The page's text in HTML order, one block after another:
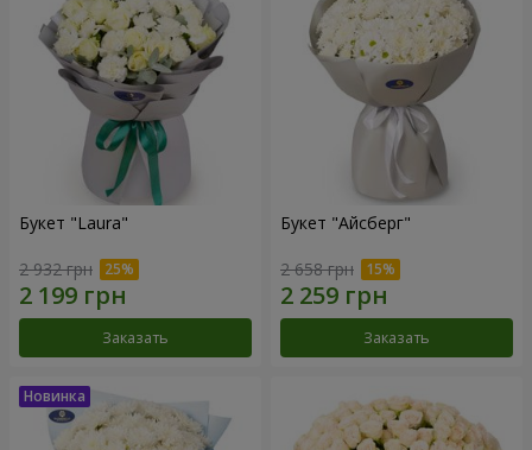
Букет "Laura"
2 932 грн
Заказать
Букет "Айсберг"
2 658 грн
Заказать